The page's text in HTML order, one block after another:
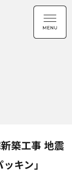
築工事 地震
キン」